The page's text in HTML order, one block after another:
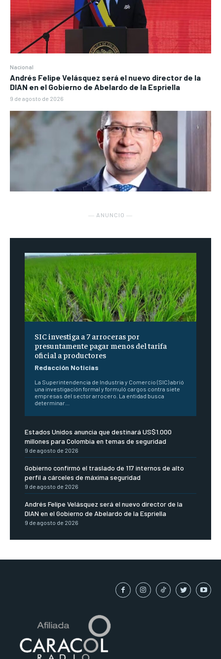
Nacional
Andrés Felipe Velásquez será el nuevo director de la
DIAN en el Gobierno de Abelardo de la Espriella
9 de agosto de 2026
― ANUNCIO ―
SIC investiga a 7 arroceras por
presuntamente pagar menos del tarifa
oficial a productores
Redacción Noticias
La Superintendencia de Industria y Comercio (SIC) abrió
una investigación formal y formuló cargos contra siete
empresas del sector arrocero. La entidad busca
determinar...
Estados Unidos anuncia que destinará US$1.000
millones para Colombia en temas de seguridad
9 de agosto de 2026
Gobierno confirmó el traslado de 117 internos de alto
perfil a cárceles de máxima seguridad
9 de agosto de 2026
Andrés Felipe Velásquez será el nuevo director de la
DIAN en el Gobierno de Abelardo de la Espriella
9 de agosto de 2026